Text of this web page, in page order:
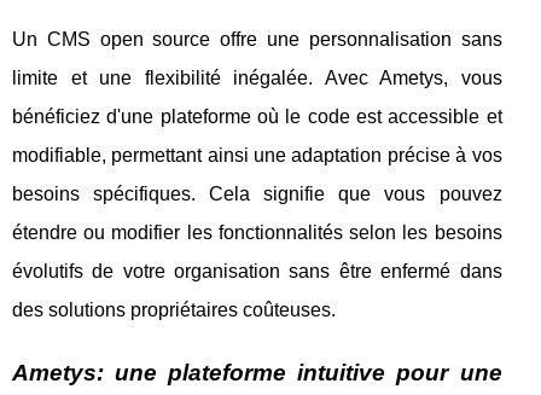
Un CMS open source offre une personnalisation sans
limite et une flexibilité inégalée. Avec Ametys, vous
bénéficiez d'une plateforme où le code est accessible et
modifiable, permettant ainsi une adaptation précise à vos
besoins spécifiques. Cela signifie que vous pouvez
étendre ou modifier les fonctionnalités selon les besoins
évolutifs de votre organisation sans être enfermé dans
des solutions propriétaires coûteuses.
Ametys: une plateforme intuitive pour une